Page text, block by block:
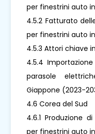
per finestrini auto
4.5.2 Fatturato
per finestrini auto
4.5.3 Attori chiave
4.5.4
parasole
Giappone (2023-
4.6 Corea del Sud
4.6.1 Produzione
per finestrini auto